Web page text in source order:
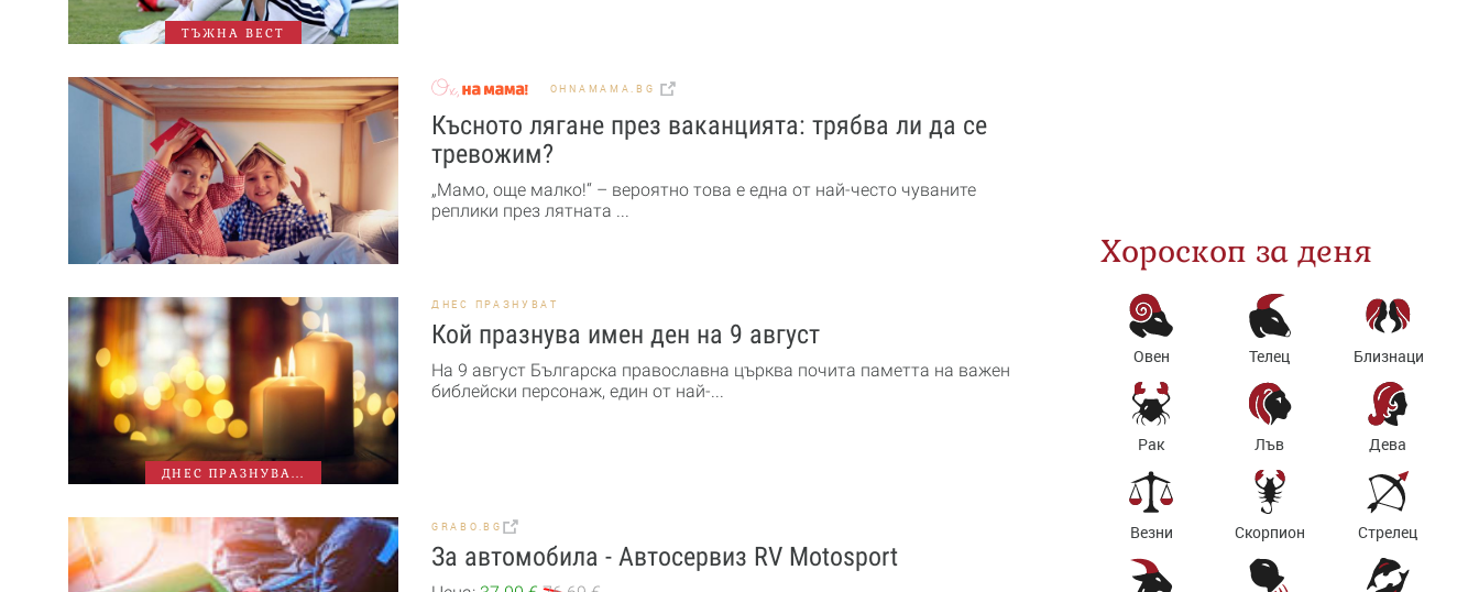
ТЪЖНА ВЕСТ
OHNAMAMA.BG
Късното лягане през ваканцията: трябва ли да се
тревожим?
„Мамо, още малко!“ – вероятно това е една от най-често чуваните
реплики през лятната ...
ДНЕС ПРАЗНУВА...
ДНЕС ПРАЗНУВАТ
Кой празнува имен ден на 9 август
На 9 август Българска православна църква почита паметта на важен
библейски персонаж, един от най-...
GRABO.BG
За автомобила - Автосервиз RV Motosport
Хороскоп за деня
Овен Телец Близнаци
Рак Лъв Дева
Везни Скорпион Стрелец